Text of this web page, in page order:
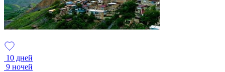
10 дней
9 ночей